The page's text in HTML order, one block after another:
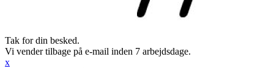
Tak for din besked.
Vi vender tilbage på e-mail inden 7 arbejdsdage.
x